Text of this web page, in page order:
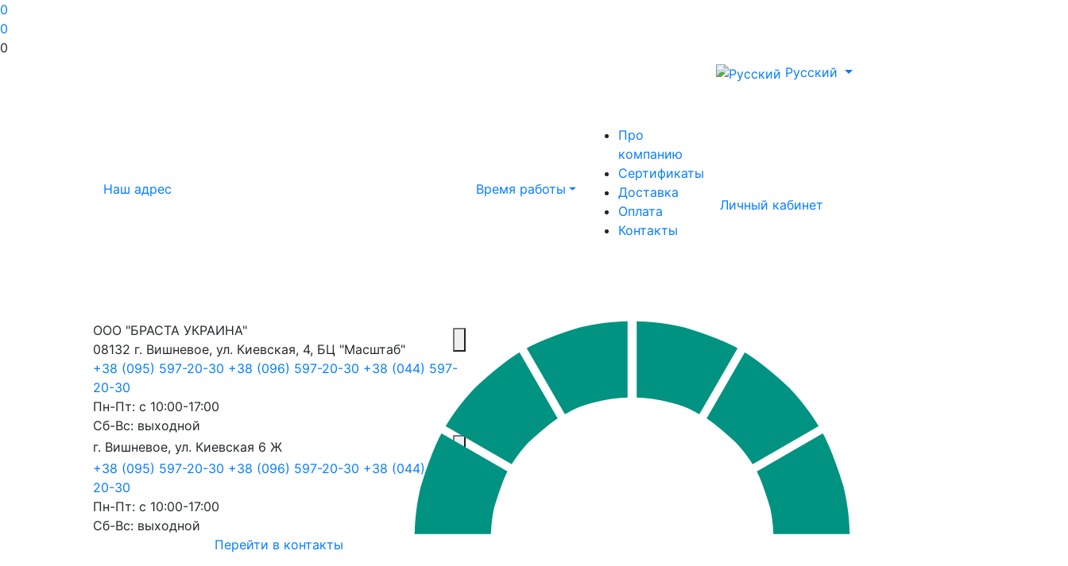
0
0
0
Наш адрес
ООО "БРАСТА УКРАИНА"
08132 г. Вишневое, ул. Киевская, 4, БЦ "Масштаб"
+38 (095) 597-20-30 +38 (096) 597-20-30 +38 (044) 597-
20-30
Пн-Пт: с 10:00-17:00
Сб-Вс: выходной
г. Вишневое, ул. Киевская 6 Ж
+38 (095) 597-20-30 +38 (096) 597-20-30 +38 (044) 597-
20-30
Пн-Пт: с 10:00-17:00
Сб-Вс: выходной
Перейти в контакты
Время работы
Про
компанию
Сертификаты
Доставка
Оплата
Контакты
Русский
Личный кабинет